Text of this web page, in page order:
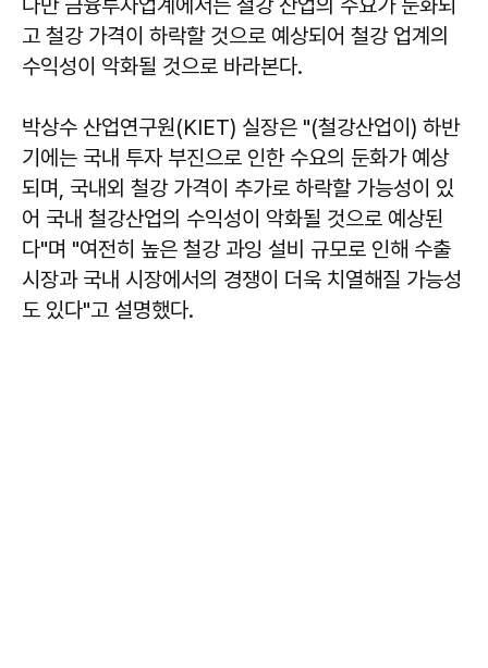
다만 금융투자업계에서는 철강 산업의 수요가 둔화되
고 철강 가격이 하락할 것으로 예상되어 철강 업계의
수익성이 악화될 것으로 바라본다.
박상수 산업연구원(KIET) 실장은 "(철강산업이) 하반
기에는 국내 투자 부진으로 인한 수요의 둔화가 예상
되며, 국내외 철강 가격이 추가로 하락할 가능성이 있
어 국내 철강산업의 수익성이 악화될 것으로 예상된
다"며 "여전히 높은 철강 과잉 설비 규모로 인해 수출
시장과 국내 시장에서의 경쟁이 더욱 치열해질 가능성
도 있다"고 설명했다.